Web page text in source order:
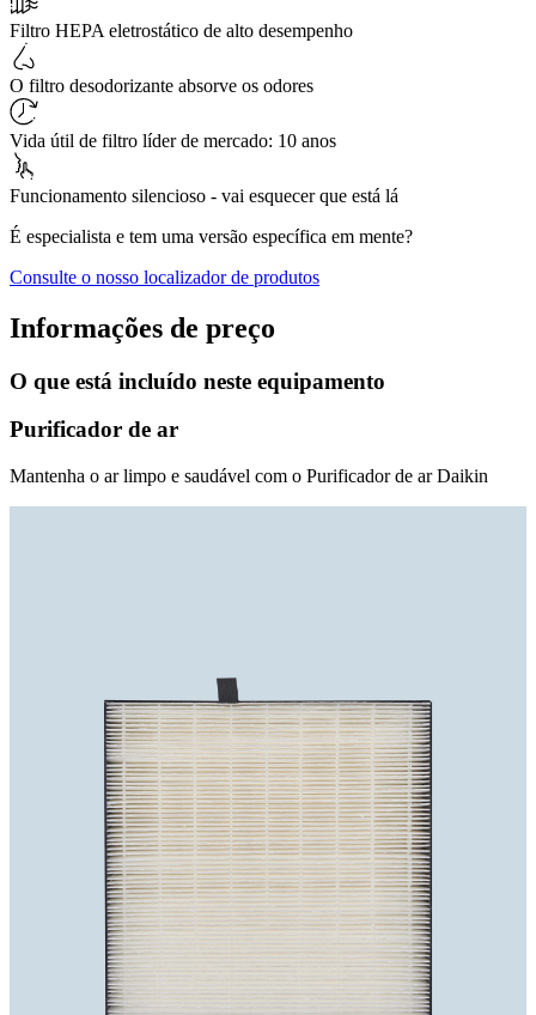
Filtro HEPA eletrostático de alto desempenho
O filtro desodorizante absorve os odores
Vida útil de filtro líder de mercado: 10 anos
Funcionamento silencioso - vai esquecer que está lá
É especialista e tem uma versão específica em mente?
Consulte o nosso localizador de produtos
Informações de preço
O que está incluído neste equipamento
Purificador de ar
Mantenha o ar limpo e saudável com o Purificador de ar Daikin